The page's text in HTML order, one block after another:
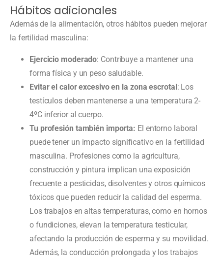
Hábitos adicionales
Además de la alimentación, otros hábitos pueden mejorar
la fertilidad masculina:
Ejercicio moderado: Contribuye a mantener una
forma física y un peso saludable.
Evitar el calor excesivo en la zona escrotal : Los
testículos deben mantenerse a una temperatura 2-
4ºC inferior al cuerpo.
Tu profesión también importa: El entorno laboral
puede tener un impacto significativo en la fertilidad
masculina. Profesiones como la agricultura,
construcción y pintura implican una exposición
frecuente a pesticidas, disolventes y otros químicos
tóxicos que pueden reducir la calidad del esperma.
Los trabajos en altas temperaturas, como en hornos
o fundiciones, elevan la temperatura testicular,
afectando la producción de esperma y su movilidad.
Además, la conducción prolongada y los trabajos